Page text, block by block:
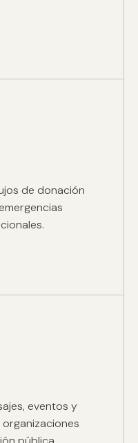
de donación
eventos y